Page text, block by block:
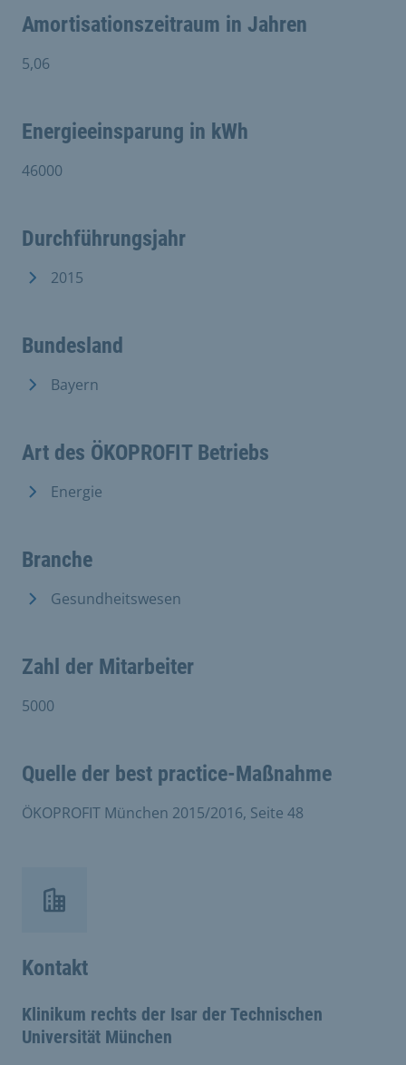
Amortisationszeitraum in Jahren
5,06
Energieeinsparung in kWh
46000
Durchführungsjahr
2015
Bundesland
Bayern
Art des ÖKOPROFIT Betriebs
Energie
Branche
Gesundheitswesen
Zahl der Mitarbeiter
5000
Quelle der best practice-Maßnahme
ÖKOPROFIT München 2015/2016, Seite 48
Kontakt
Klinikum rechts der Isar der Technischen
Universität München